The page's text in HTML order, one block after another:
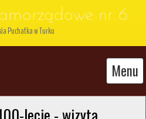
nr 6
Puchatka w Turku
Menu